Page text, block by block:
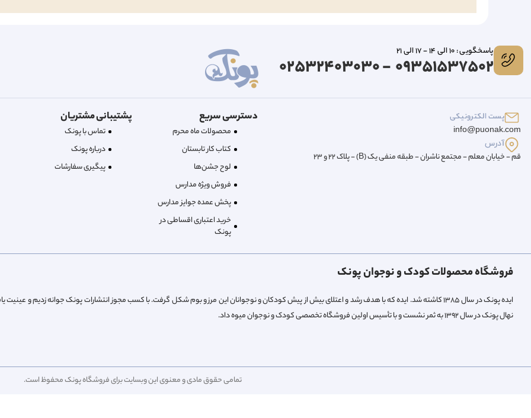
پاسخگویی : 10 الی 14 - 17 الی 21
09351537502 - 02532403030
پست الکترونیکی
info@puonak.com
آدرس
قم - خیابان معلم - مجتمع ناشران - طبقه منفی یک (B) - پلاک 22 و 23
دسترسی سریع
محصولات ماه محرم
کتاب کار تابستان
لوح جشن‌ها
فروش ویژه مدارس
پخش عمده جوایز مدارس
خرید اعتباری اقساطی در
پونک
پشتیبانی مشتریان
تماس با پونک
درباره‌ پونک
پیگیری سفارشات
فروشگاه محصولات کودک و نوجوان پونک
ایده پونک در سال ۱۳۸۵ کاشته شد. ایده که با هدف رشد و اعتلای بیش از پیش کودکان و نوجوانان این مرز و بوم شکل گرفت. با کسب مجوز انتشارات پونک جوانه زدیم و عینیت
نهال پونک در سال ۱۳۹۲ به ثمر نشست و با تأسیس اولین فروشگاه تخصصی کودک و نوجوان میوه داد.
تمامی حقوق مادی و معنوی این وبسایت برای فروشگاه پونک محفوظ است.